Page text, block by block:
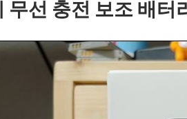
무선 충전 보조 배터